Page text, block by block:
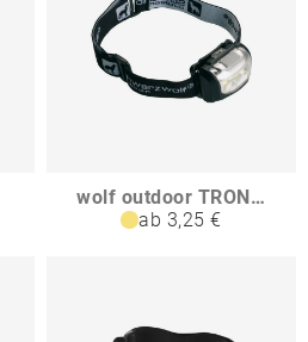
wolf outdoor TRONADOR schwenkbare Stirnlampe
ab 3,25 €